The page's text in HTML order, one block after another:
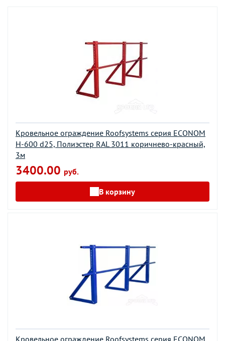
Кровельное ограждение Roofsystems серия ECONOM
H-600 d25, Полиэстер RAL 3011 коричнево-красный,
3м
3400.00 руб.
В корзину
Кровельное ограждение Roofsystems серия ECONOM